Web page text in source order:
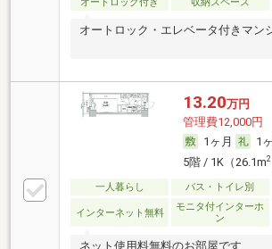
オートロック・エレベータ付きマン
13.20万円
管理費12,000円
1ヶ月
1
5階 / 1K（26.1m2
一人暮らし バス・トイレ別
インターネット無料
モニタ付インターホ
ン
ネット使用料無料のお部屋です